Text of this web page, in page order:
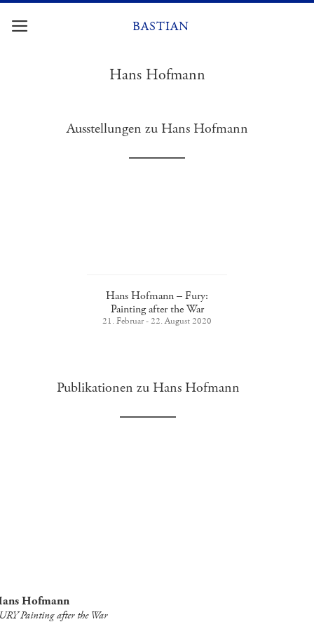
Zum
Inhalt
BASTIAN
Hans Hofmann
Ausstellungen zu Hans Hofmann
Hans Hofmann – Fury:
Painting after the War
21. Februar - 22. August 2020
Publikationen zu Hans Hofmann
Hofmann
Painting after the War